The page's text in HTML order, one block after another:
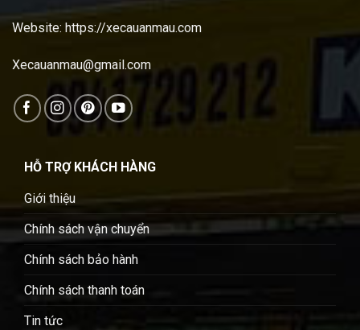
Website: https://xecauanmau.com
Xecauanmau@gmail.com
HỖ TRỢ KHÁCH HÀNG
Giới thiệu
Chính sách vận chuyển
Chính sách bảo hành
Chính sách thanh toán
Tin tức